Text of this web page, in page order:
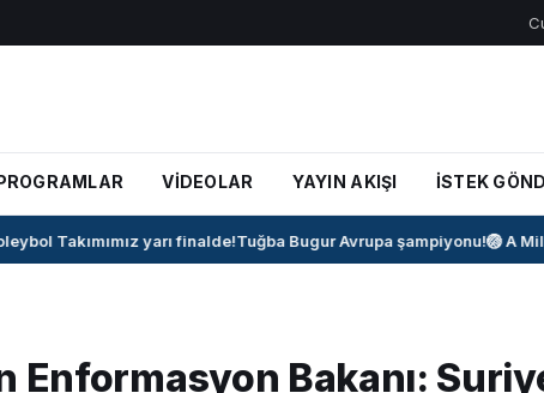
VİDEOLAR YAYIN AKIŞI İSTEK
Takımımız yarı finalde!Tuğba Bugur Avrupa şampiyonu!🏐 A Milli
Enformasyon Bakanı: